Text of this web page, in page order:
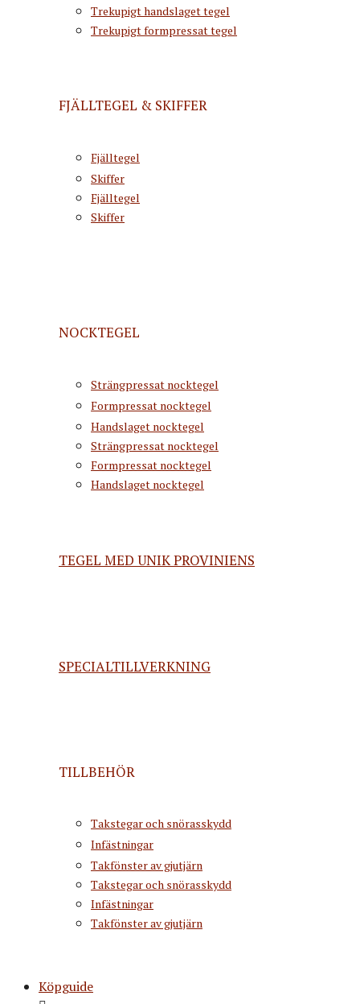
Trekupigt handslaget tegel
Trekupigt formpressat tegel
FJÄLLTEGEL & SKIFFER
Fjälltegel
Skiffer
Fjälltegel
Skiffer
NOCKTEGEL
Strängpressat nocktegel
Formpressat nocktegel
Handslaget nocktegel
Strängpressat nocktegel
Formpressat nocktegel
Handslaget nocktegel
TEGEL MED UNIK PROVINIENS
SPECIALTILLVERKNING
TILLBEHÖR
Takstegar och snörasskydd
Infästningar
Takfönster av gjutjärn
Takstegar och snörasskydd
Infästningar
Takfönster av gjutjärn
Köpguide